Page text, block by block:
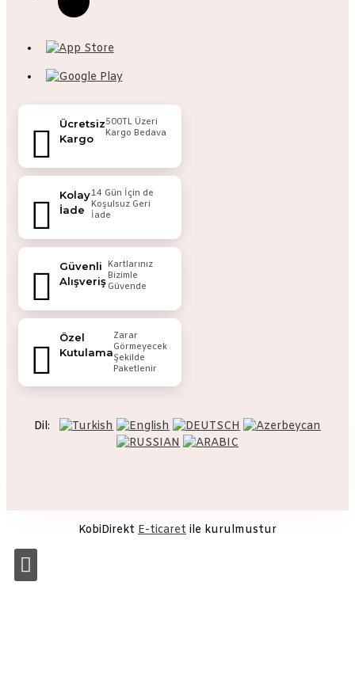
Ücretsiz
Kargo
500TL Üzeri
Kargo Bedava
Kolay
İade
14 Gün İçin de
Koşulsuz Geri
İade
Güvenli
Alışveriş
Kartlarınız
Bizimle
Güvende
Özel
Kutulama
Zarar
Görmeyecek
Şekilde
Paketlenir
Dil:
KobiDirekt E-ticaret ile kurulmustur